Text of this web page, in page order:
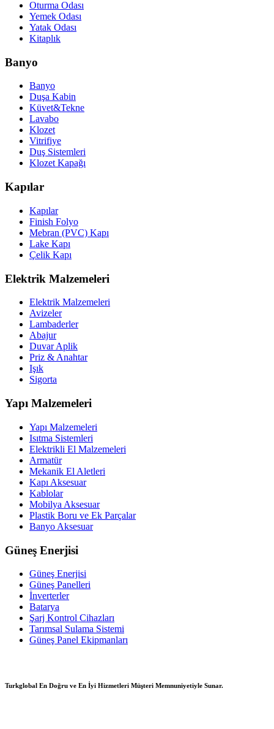
Oturma Odası
Yemek Odası
Yatak Odası
Kitaplık
Banyo
Banyo
Duşa Kabin
Küvet&Tekne
Lavabo
Klozet
Vitrifiye
Duş Sistemleri
Klozet Kapağı
Kapılar
Kapılar
Finish Folyo
Mebran (PVC) Kapı
Lake Kapı
Çelik Kapı
Elektrik Malzemeleri
Elektrik Malzemeleri
Avizeler
Lambaderler
Abajur
Duvar Aplik
Priz & Anahtar
Işık
Sigorta
Yapı Malzemeleri
Yapı Malzemeleri
Isıtma Sistemleri
Elektrikli El Malzemeleri
Armatür
Mekanik El Aletleri
Kapı Aksesuar
Kablolar
Mobilya Aksesuar
Plastik Boru ve Ek Parçalar
Banyo Aksesuar
Güneş Enerjisi
Güneş Enerjisi
Güneş Panelleri
İnverterler
Batarya
Şarj Kontrol Cihazları
Tarımsal Sulama Sistemi
Güneş Panel Ekipmanları
Turkglobal En Doğru ve En İyi Hizmetleri Müşteri Memnuniyetiyle Sunar.